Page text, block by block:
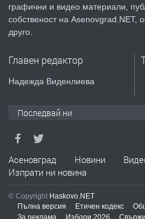
ПРЕДЛАГА
Давам
графични и видео материали,
собственост на Asenovgrad.NET,
друго.
Главен редактор
Надежда Виденлиева
Последвай ни
Асеновград Новини
Изпрати ни новина
© Copyright Haskovo.NET
Пълна версия
Етичен кодекс